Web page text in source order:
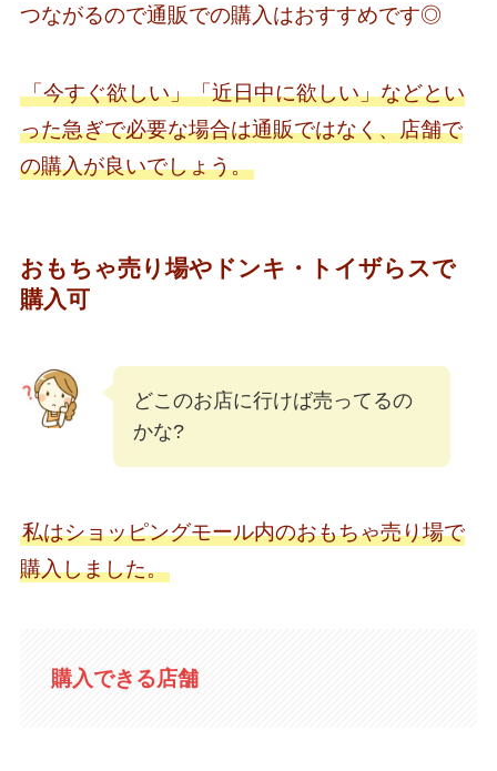
つながるので通販での購入はおすすめです◎
「今すぐ欲しい」「近日中に欲しい」などとい
った急ぎで必要な場合は通販ではなく、店舗で
の購入が良いでしょう。
おもちゃ売り場やドンキ・トイザらスで
購入可
どこのお店に行けば売ってるの
かな?
私はショッピングモール内のおもちゃ売り場で
購入しました。
購入できる店舗